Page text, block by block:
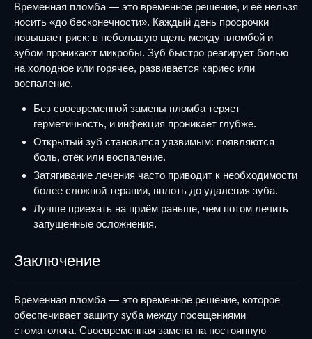
Временная пломба — это временное решение, и её нельзя
носить «до бесконечности». Каждый день просрочки
повышает риск: в небольшую щель между пломбой и
зубом проникают микробы. Зуб быстро реагирует болью
на холодное или горячее, развивается кариес или
воспаление.
Без своевременной замены пломба теряет
герметичность, и инфекция проникает глубже.
Открытый зуб становится уязвимым: появляются
боль, отёк или воспаление.
Затягивание лечения часто приводит к необходимости
более сложной терапии, вплоть до удаления зуба.
Лучше приехать на приём раньше, чем потом лечить
запущенные осложнения.
Заключение
Временная пломба — это временное решение, которое
обеспечивает защиту зуба между посещениями
стоматолога. Своевременная замена на постоянную